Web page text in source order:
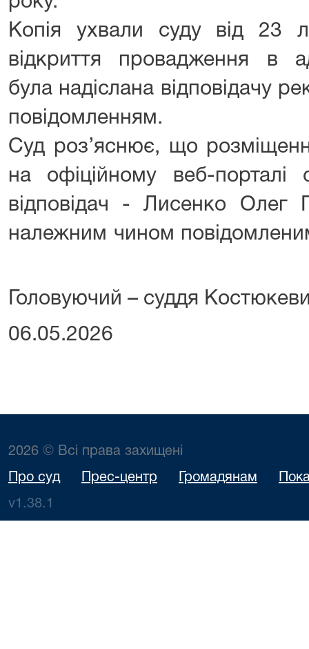
Копія ухвали суду від 23
відкриття провадження в
була надіслана відповідачу
повідомленням.
Суд роз’яснює, що
на офіційному веб-порталі
відповідач - Лисенко Олег
належним чином
Головуючий – суддя
06.05.2026
2026 © Всі права захищені
Про суд Прес-центр Громадянам
v1.38.1